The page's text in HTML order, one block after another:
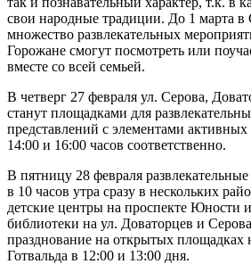
свои народные традиции. До 1 марта в
множество развлекательных
Горожане смогут посмотреть или
вместе со всей семьей.
В четверг 27 февраля ул. Серова,
станут площадками для
представлений с элементами
14:00 и 16:00 часов соответственно.
В пятницу 28 февраля
в 10 часов утра сразу в нескольких
детские центры на проспекте Юности
библиотеки на ул. Доваторцев и
празднование на открытых площадках
Готвальда в 12:00 и 13:00 дня.